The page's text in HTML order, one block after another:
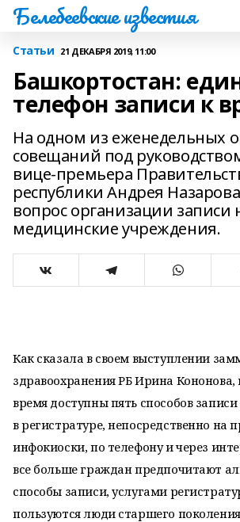
Белебеевские известия
Статьи 21 ДЕКАБРЯ 2019, 11:00
Башкортостан:
телефон записи к
На одном из еженедельных
совещаний под
вице-премьера
республики Андрея
вопрос организации записи
медицинские учреждения.
Как сказала в своем выступлении
здравоохранения РБ Ирина Кононова,
время доступны пять способов
в регистратуре, непосредственно на
инфокиоски, по телефону и через
все больше граждан предпочитают
способы записи, услугами
пользуются люди старшего